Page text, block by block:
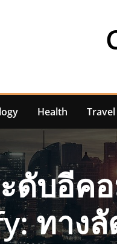
Health Travel
ดับอีค
ทาง